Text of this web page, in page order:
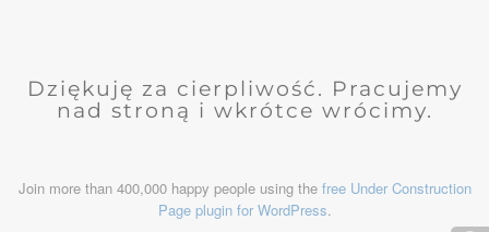
Dziękuję za cierpliwość. Pracujemy
nad stroną i wkrótce wrócimy.
Join more than 400,000 happy people using the free Under Construction
Page plugin for WordPress.